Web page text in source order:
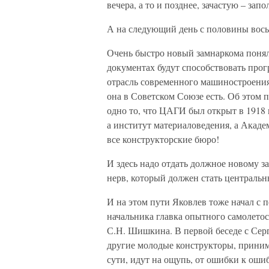
вечера, а то и позднее, зачастую –
А на следующий день с половины
Очень быстро новый замнаркома
документах будут способствовать
отрасль современного
она в Советском Союзе есть. Об этом
одно то, что ЦАГИ был открыт в
а институт материаловедения, а
все конструкторские бюро!
И здесь надо отдать должное новому
нерв, который должен стать
И на этом пути Яковлев тоже начал с
начальника главка опытного
С.Н. Шишкина. В первой беседе с
другие молодые конструкторы,
сути, идут на ощупь, от ошибки к